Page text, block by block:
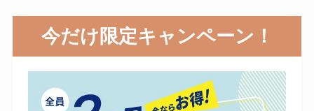
今だけ限定キャンペーン！